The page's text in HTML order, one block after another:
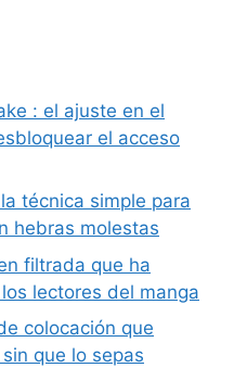
: el ajuste en el
el acceso
técnica simple para
hebras molestas
filtrada que ha
lectores del manga
colocación que
que lo sepas